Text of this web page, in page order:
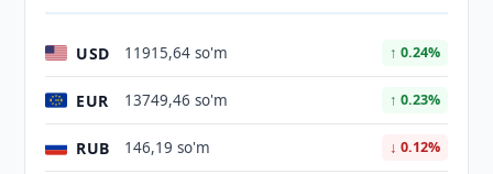
USD 11915,64 so'm ↑ 0.24%
EUR 13749,46 so'm ↑ 0.23%
RUB 146,19 so'm ↓ 0.12%